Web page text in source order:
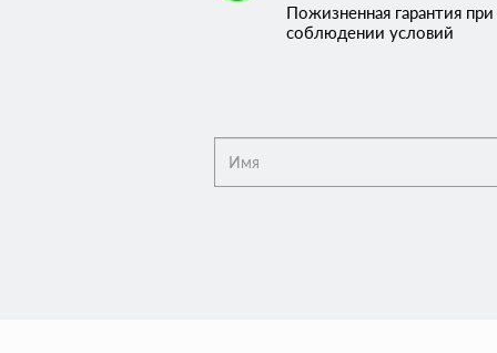
Пожизненная гарантия при
соблюдении условий